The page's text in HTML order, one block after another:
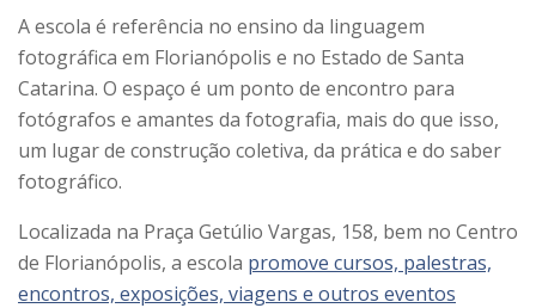
A escola é referência no ensino da linguagem
fotográfica em Florianópolis e no Estado de Santa
Catarina. O espaço é um ponto de encontro para
fotógrafos e amantes da fotografia, mais do que isso,
um lugar de construção coletiva, da prática e do saber
fotográfico.
Localizada na Praça Getúlio Vargas, 158, bem no Centro
de Florianópolis, a escola promove cursos, palestras,
encontros, exposições, viagens e outros eventos